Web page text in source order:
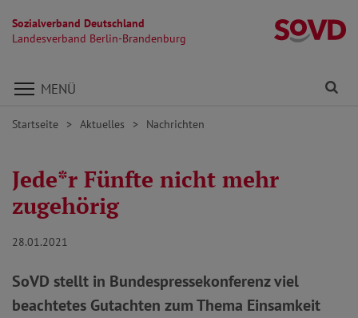
Sozialverband Deutschland
Landesverband Berlin-Brandenburg
Direkt zu den Inhalten springen
MENÜ
Startseite Aktuelles Nachrichten
Jede*r Fünfte nicht mehr
zugehörig
28.01.2021
SoVD stellt in Bundespressekonferenz viel
beachtetes Gutachten zum Thema Einsamkeit